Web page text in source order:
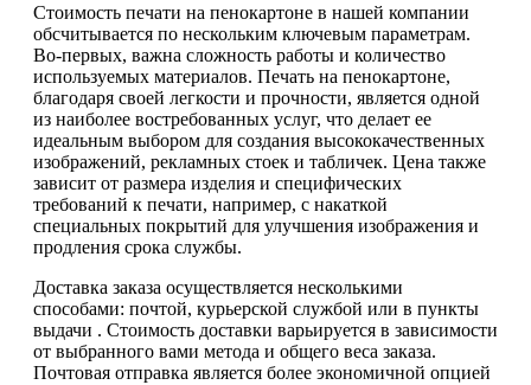
Стоимость печати на пенокартоне в нашей компании
обсчитывается по нескольким ключевым параметрам.
Во-первых, важна сложность работы и количество
используемых материалов. Печать на пенокартоне,
благодаря своей легкости и прочности, является одной
из наиболее востребованных услуг, что делает ее
идеальным выбором для создания высококачественных
изображений, рекламных стоек и табличек. Цена также
зависит от размера изделия и специфических
требований к печати, например, с накаткой
специальных покрытий для улучшения изображения и
продления срока службы.
Доставка заказа осуществляется несколькими
способами: почтой, курьерской службой или в пункты
выдачи . Стоимость доставки варьируется в зависимости
от выбранного вами метода и общего веса заказа.
Почтовая отправка является более экономичной опцией